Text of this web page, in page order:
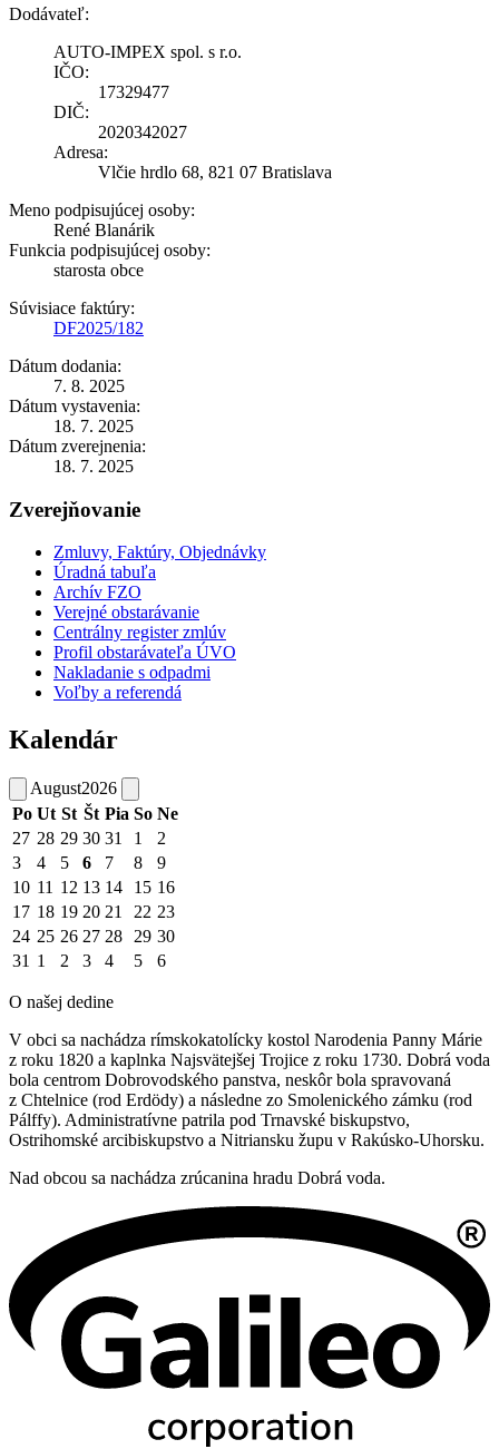
Dodávateľ:
AUTO-IMPEX spol. s r.o.
IČO:
17329477
DIČ:
2020342027
Adresa:
Vlčie hrdlo 68, 821 07 Bratislava
Meno podpisujúcej osoby:
René Blanárik
Funkcia podpisujúcej osoby:
starosta obce
Súvisiace faktúry:
DF2025/182
Dátum dodania:
7. 8. 2025
Dátum vystavenia:
18. 7. 2025
Dátum zverejnenia:
18. 7. 2025
Zverejňovanie
Zmluvy, Faktúry, Objednávky
Úradná tabuľa
Archív FZO
Verejné obstarávanie
Centrálny register zmlúv
Profil obstarávateľa ÚVO
Nakladanie s odpadmi
Voľby a referendá
Kalendár
August2026
Po Ut St Št Pia So Ne
27 28 29 30 31 1
2
3
4 5 6 7 8
9
10 11 12 13 14 15 16
17 18 19 20 21 22 23
24 25 26 27 28 29 30
31 1 2 3 4 5 6
O našej dedine
V obci sa nachádza rímskokatolícky kostol Narodenia Panny Márie
z roku 1820 a kaplnka Najsvätejšej Trojice z roku 1730. Dobrá voda
bola centrom Dobrovodského panstva, neskôr bola spravovaná
z Chtelnice (rod Erdödy) a následne zo Smolenického zámku (rod
Pálffy). Administratívne patrila pod Trnavské biskupstvo,
Ostrihomské arcibiskupstvo a Nitriansku župu v Rakúsko-Uhorsku.
Nad obcou sa nachádza zrúcanina hradu Dobrá voda.